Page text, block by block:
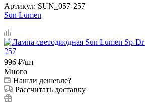
Артикул: SUN_057-257
Sun Lumen
996 ₽/шт
Много
Нашли дешевле?
Рассчитать доставку